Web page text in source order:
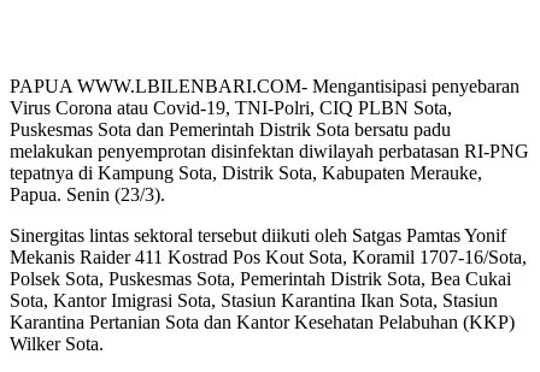
PAPUA WWW.LBILENBARI.COM- Mengantisipasi penyebaran
Virus Corona atau Covid-19, TNI-Polri, CIQ PLBN Sota,
Puskesmas Sota dan Pemerintah Distrik Sota bersatu padu
melakukan penyemprotan disinfektan diwilayah perbatasan RI-PNG
tepatnya di Kampung Sota, Distrik Sota, Kabupaten Merauke,
Papua. Senin (23/3).
Sinergitas lintas sektoral tersebut diikuti oleh Satgas Pamtas Yonif
Mekanis Raider 411 Kostrad Pos Kout Sota, Koramil 1707-16/Sota,
Polsek Sota, Puskesmas Sota, Pemerintah Distrik Sota, Bea Cukai
Sota, Kantor Imigrasi Sota, Stasiun Karantina Ikan Sota, Stasiun
Karantina Pertanian Sota dan Kantor Kesehatan Pelabuhan (KKP)
Wilker Sota.